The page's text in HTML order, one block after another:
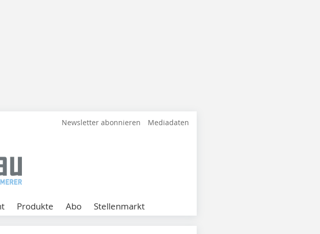
Newsletter abonnieren Mediadaten
Produkte Abo Stellenmarkt